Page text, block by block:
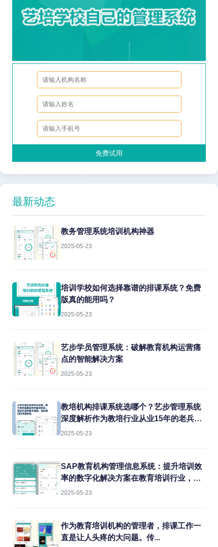
免费试用
最新动态
教务管理系统培训机构神器
2025-05-23
培训学校如何选择靠谱的排课系统？免费
版真的能用吗？
2025-05-23
艺步学员管理系统：破解教育机构运营痛
点的智能解决方案
2025-05-23
教培机构排课系统选哪个？艺步管理系统
深度解析作为教培行业从业15年的老兵，
我见过太多机构在教务管理上栽跟头。排
结合实战经验，聊聊如何用专业系统解决
这些难题。
2025-05-23
SAP教育机构管理信息系统：提升培训效
率的数字化解决方案在教育培训行业，机
构常常面临课程管理混乱、学员信息分
SAP教育机构管理信息系统正是为解决这
些问题而生的专业工具。
2025-05-23
作为教育培训机构的管理者，排课工作一
直是让人头疼的大问题。传...